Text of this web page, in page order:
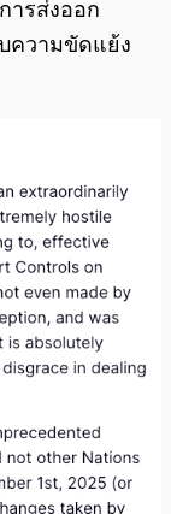
ารส่งออก
ความขัดแย้ง